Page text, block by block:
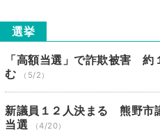
選挙
「高額当選」で詐欺被害 約
む
（5/2）
新議員１２人決まる 熊野市
当選
（4/20）